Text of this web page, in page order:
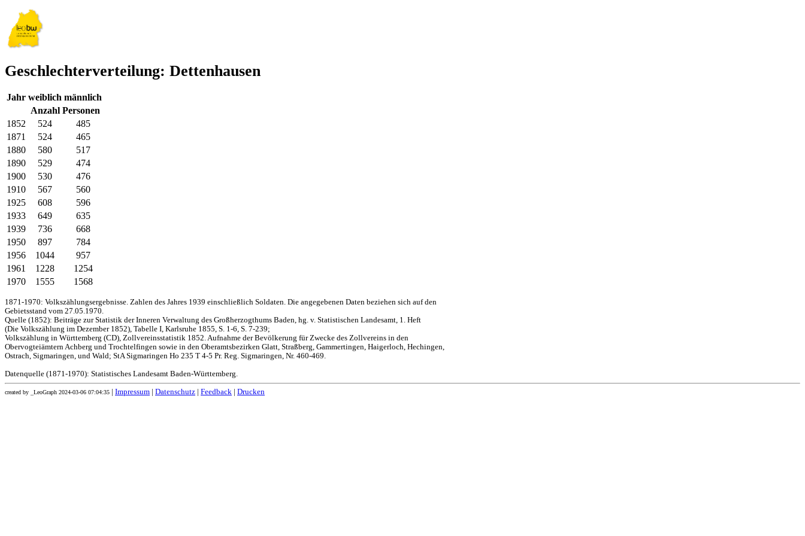
Geschlechterverteilung: Dettenhausen
Jahr weiblich männlich
Anzahl Personen
1852
524
485
1871
524
465
1880
580
517
1890
529
474
1900
530
476
1910
567
560
1925
608
596
1933
649
635
1939
736
668
1950
897
784
1956
1044
957
1961
1228
1254
1970
1555 1568
1871-1970: Volkszählungsergebnisse. Zahlen des Jahres 1939 einschließlich Soldaten. Die angegebenen Daten beziehen sich auf den
Gebietsstand vom 27.05.1970.
Quelle (1852): Beiträge zur Statistik der Inneren Verwaltung des Großherzogthums Baden, hg. v. Statistischen Landesamt, 1. Heft
(Die Volkszählung im Dezember 1852), Tabelle I, Karlsruhe 1855, S. 1-6, S. 7-239;
Volkszählung in Württemberg (CD), Zollvereinsstatistik 1852. Aufnahme der Bevölkerung für Zwecke des Zollvereins in den
Obervogteiämtern Achberg und Trochtelfingen sowie in den Oberamtsbezirken Glatt, Straßberg, Gammertingen, Haigerloch, Hechingen,
Ostrach, Sigmaringen, und Wald; StA Sigmaringen Ho 235 T 4-5 Pr. Reg. Sigmaringen, Nr. 460-469.
Datenquelle (1871-1970): Statistisches Landesamt Baden-Württemberg.
created by _LeoGraph 2024-03-06 07:04:35 Impressum Datenschutz Feedback Drucken